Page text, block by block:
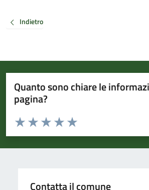
Indietro
Quanto sono chiare le
pagina?
Valuta da 1 a 5 stelle la pagina
Valuta 5 stelle su 5
Valuta 4 stelle su 5
Valuta 3 stelle su 5
Valuta 2 stelle su 5
Valuta 1 stelle su 5
Contatta il comune